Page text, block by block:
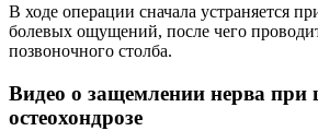
В ходе операции сначала устраняется
болевых ощущений, после чего
позвоночного столба.
Видео о защемлении нерва при
остеохондрозе